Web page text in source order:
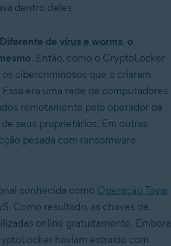
dentro deles.
Diferente de vírus e worms, o
. Então, como o CryptoLocker
cibercriminosos que o criaram
era uma rede de computadores
remotamente pelo operador da
seus proprietários. Em outras
pesada com ransomware
conhecida como Operação Tovar
Como resultado, as chaves de
online gratuitamente. Embora
haviam extraído com